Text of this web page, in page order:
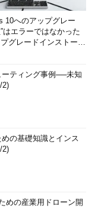
10へのアップグレー
はエラーではなかった
グレードインストール
ティング事例──未知
2)
の基礎知識とインス
2)
めの産業用ドローン開